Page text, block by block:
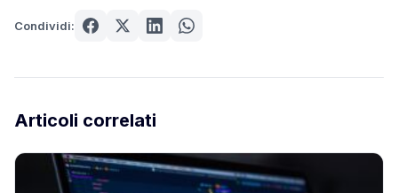
Condividi:
Articoli correlati